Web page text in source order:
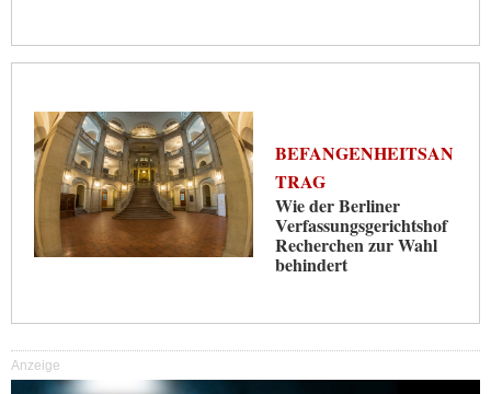
BEFANGENHEITSAN
TRAG
Wie der Berliner
Verfassungsgerichtshof
Recherchen zur Wahl
behindert
Anzeige